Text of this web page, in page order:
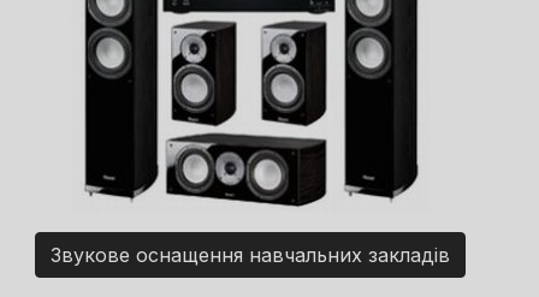
Звукове оснащення навчальних закладів